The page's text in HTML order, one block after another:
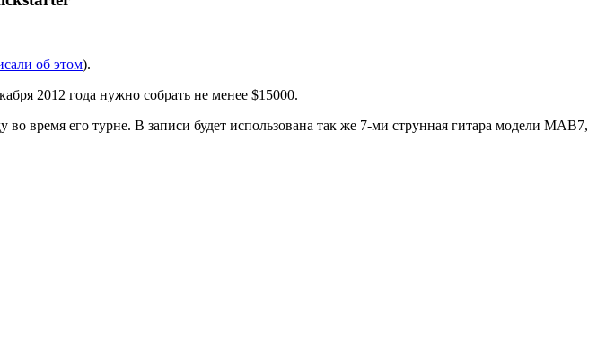
об этом).
2012 года нужно собрать не менее $15000.
время его турне. В записи будет использована так же 7-ми струнная гитара модели MAB7,